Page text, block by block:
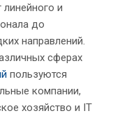
и
до
направлений.
сферах
пользуются
компании,
хозяйство и IT